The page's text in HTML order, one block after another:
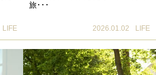
LIFE
旅･･･
2026.01.02 LIFE